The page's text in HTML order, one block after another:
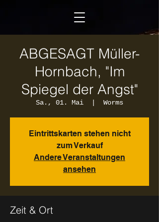
ABGESAGT Müller-
Hornbach, "Im
Spiegel der Angst"
Sa., 01. Mai Worms
Eintrittskarten stehen nicht
zum Verkauf
Andere Veranstaltungen
ansehen
Zeit & Ort